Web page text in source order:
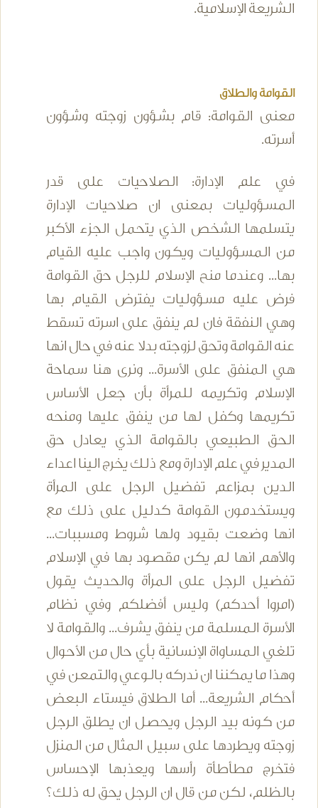
الشريعة الإسلامية.
القوامة والطلاق
معنى القوامة: قام بشؤون زوجته وشؤون
أسرته.
في علم الإدارة: الصلاحيات على قدر
المسؤوليات بمعنى ان صلاحيات الإدارة
يتسلمها الشخص الذي يتحمل الجزء الأكبر
من المسؤوليات ويكون واجب عليه القيام
بها... وعندما منح الإسلام للرجل حق القوامة
فرض عليه مسؤوليات يفترض القيام بها
وهي النفقة فان لم ينفق على اسرته تسقط
عنه القوامة وتحق لزوجته بدلا عنه في حال انها
هي المنفق على الأسرة... ونرى هنا سماحة
الإسلام وتكريمه للمرأة بأن جعل الأساس
تكريمها وكفل لها من ينفق عليها ومنحه
الحق الطبيعي بالقوامة الذي يعادل حق
المدير في علم الإدارة ومع ذلك يخرج الينا اعداء
الدين بمزاعم تفضيل الرجل على المرأة
ويستخدمون القوامة كدليل على ذلك مع
انها وضعت بقيود ولها شروط ومسببات...
والأهم انها لم يكن مقصود بها في الإسلام
تفضيل الرجل على المرأة والحديث يقول
(امروا أحدكم) وليس أفضلكم وفي نظام
الأسرة المسلمة من ينفق يشرف... والقوامة لا
تلغي المساواة الإنسانية بأي حال من الأحوال
وهذا ما يمكننا ان ندركه بالوعي والتمعن في
أحكام الشريعة... أما الطلاق فيستاء البعض
من كونه بيد الرجل ويحصل ان يطلق الرجل
زوجته ويطردها على سبيل المثال من المنزل
فتخرج مطأطأة رأسها ويعذبها الإحساس
بالظلم، لكن من قال ان الرجل يحق له ذلك؟